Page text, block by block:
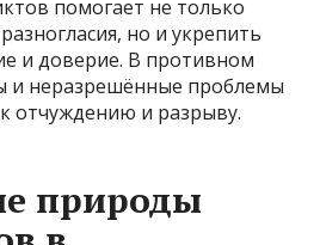
помогает не только
но и укрепить
и доверие. В противном
и неразрешённые проблемы
отчуждению и разрыву.
природы